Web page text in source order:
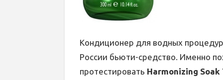
Кондиционер для водных
России бьюти-средство. Именно
протестировать Harmonizing Soak